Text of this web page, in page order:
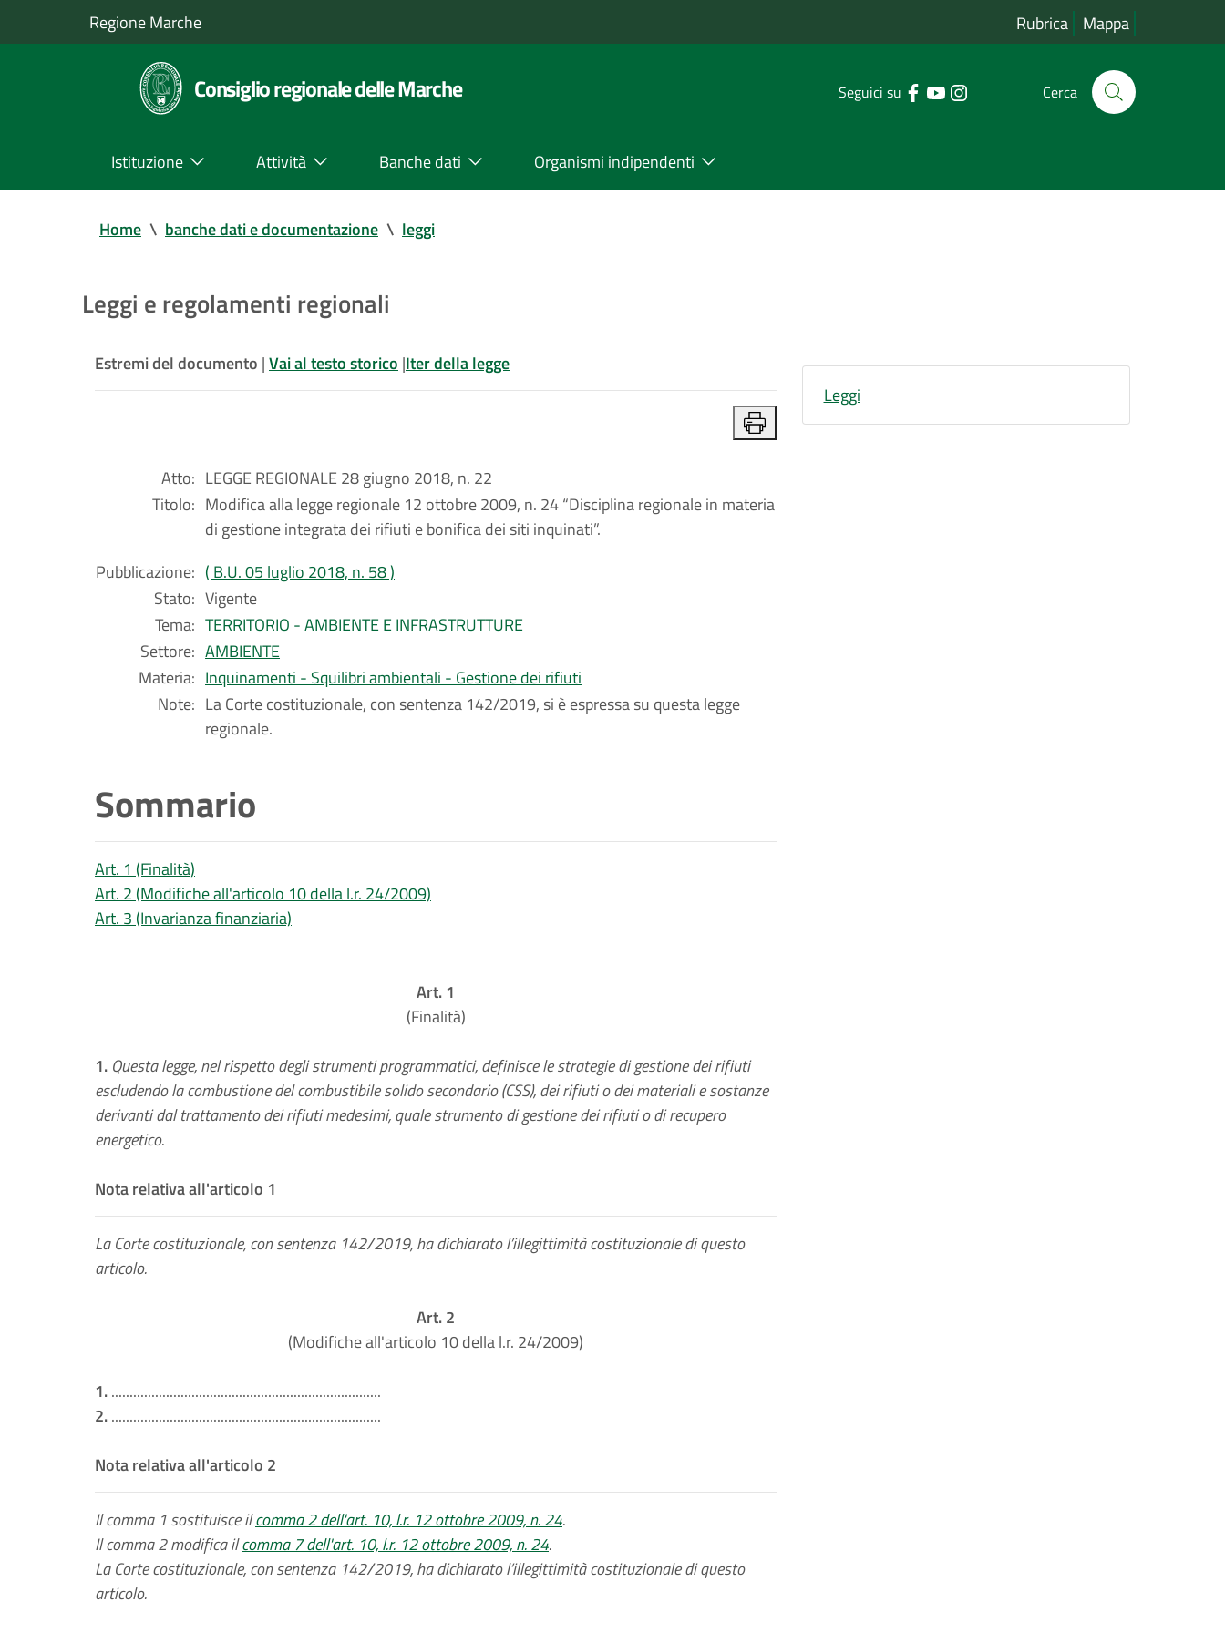
Regione Marche Rubrica Mappa
Consiglio regionale delle Marche Seguici su Cerca
Istituzione Attività Banche dati Organismi indipendenti
Home \ banche dati e documentazione \ leggi
Leggi e regolamenti regionali
Estremi del documento |Vai al testo storico |Iter della legge
Atto: LEGGE REGIONALE 28 giugno 2018, n. 22
Titolo: Modifica alla legge regionale 12 ottobre 2009, n. 24 “Disciplina regionale in materia
di gestione integrata dei rifiuti e bonifica dei siti inquinati”.
Pubblicazione: ( B.U. 05 luglio 2018, n. 58 )
Stato: Vigente
Tema: TERRITORIO - AMBIENTE E INFRASTRUTTURE
Settore: AMBIENTE
Materia: Inquinamenti - Squilibri ambientali - Gestione dei rifiuti
Note: La Corte costituzionale, con sentenza 142/2019, si è espressa su questa legge
regionale.
Sommario
Art. 1 (Finalità)
Art. 2 (Modifiche all'articolo 10 della l.r. 24/2009)
Art. 3 (Invarianza finanziaria)
Art. 1
(Finalità)
1. Questa legge, nel rispetto degli strumenti programmatici, definisce le strategie di gestione dei rifiuti
escludendo la combustione del combustibile solido secondario (CSS), dei rifiuti o dei materiali e sostanze
derivanti dal trattamento dei rifiuti medesimi, quale strumento di gestione dei rifiuti o di recupero
energetico.
Nota relativa all'articolo 1
La Corte costituzionale, con sentenza 142/2019, ha dichiarato l’illegittimità costituzionale di questo
articolo.
Art. 2
(Modifiche all'articolo 10 della l.r. 24/2009)
1...........................................................................
2...........................................................................
Nota relativa all'articolo 2
Il comma 1 sostituisce ilcomma 2 dell'art. 10, l.r. 12 ottobre 2009, n. 24.
Il comma 2 modifica ilcomma 7 dell'art. 10, l.r. 12 ottobre 2009, n. 24.
La Corte costituzionale, con sentenza 142/2019, ha dichiarato l’illegittimità costituzionale di questo
articolo.
Leggi